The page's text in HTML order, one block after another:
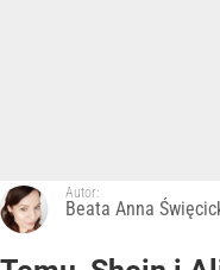
Autor:
Beata Anna